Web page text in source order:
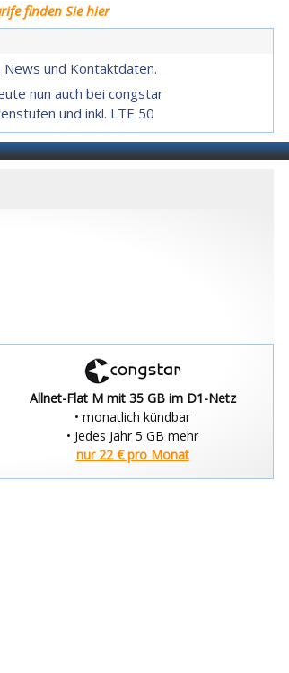
finden Sie hier
und Kontaktdaten.
nun auch bei congstar
und inkl. LTE 50
Allnet-Flat M mit 35 GB im D1-Netz
• monatlich kündbar
• Jedes Jahr 5 GB mehr
nur 22 € pro Monat